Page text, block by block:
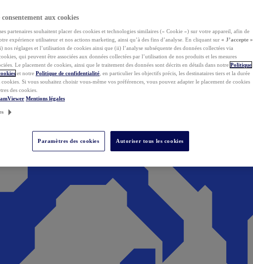
aux cookies
partenaires souhaitent placer des cookies et technologies similaires (« Cookie ») sur votre appareil, afin de
expérience utilisateur et nos actions marketing, ainsi qu’à des fins d’analyse. En cliquant sur « J’accepte »
nos réglages et l’utilisation de cookies ainsi que (ii) l’analyse subséquente des données collectées via
qui peuvent être associées aux données collectées par l’utilisation de nos produits et les mesures
Le placement de cookies, ainsi que le traitement des données sont décrits en détails dans notre Politique
et notre Politique de confidentialité , en particulier les objectifs précis, les destinataires tiers et la durée
cookies. Si vous souhaitez choisir vous-même vos préférences, vous pouvez adapter le placement de cookies
des cookies.
Mentions légales
Paramètres des cookies Autoriser tous les cookies